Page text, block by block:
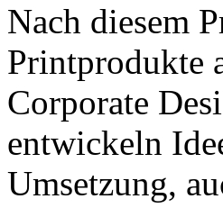
Nach diesem
Printprodukte
Corporate
entwickeln
Umsetzung,